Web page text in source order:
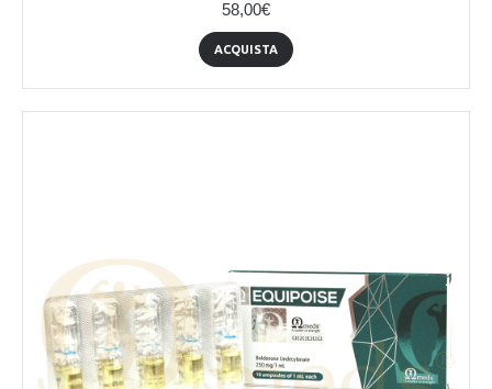
58,00€
ACQUISTA